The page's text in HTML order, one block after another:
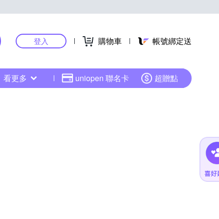
登入 購物車 帳號綁定送
看更多 uniopen 聯名卡 超贈點